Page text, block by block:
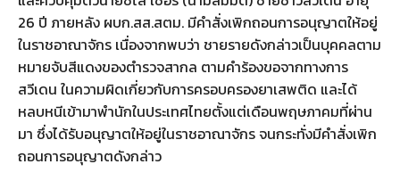
26 ปี ภายหลัง ผบก.สส.สตม. มีคำสั่งเพิกถอนการอนุญาตให้อยู่
ในราชอาณาจักร เนื่องจากพบว่า ชายรายดังกล่าวเป็นบุคคลตาม
หมายจับสีแดงของตำรวจสากล ตามคำร้องขอจากทางการ
สวีเดน ในความผิดเกี่ยวกับการครอบครองยาเสพติด และได้
หลบหนีเข้ามาพำนักในประเทศไทยตั้งแต่เดือนพฤษภาคมที่ผ่าน
มา ซึ่งได้รับอนุญาตให้อยู่ในราชอาณาจักร จนกระทั่งมีคำสั่งเพิก
ถอนการอนุญาตดังกล่าว